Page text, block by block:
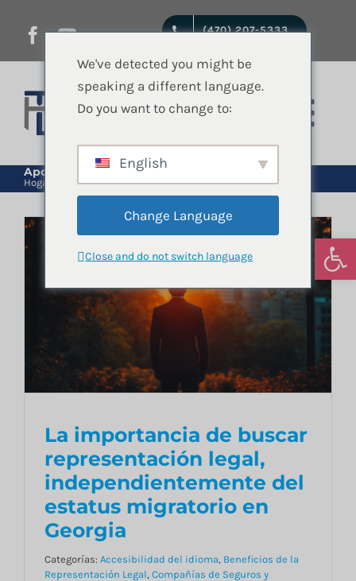
Abrir
(470) 207-5333
de
Inicio
Servicios jurídicos
Quienes Somos
Blog
English
Apoyo comunitario
Hogar Etiqueta:Apoyo comunitario
La importancia de
buscar representación
legal,
independientemente del
estatus migratorio en
Georgia
La importancia de buscar
representación legal,
independientemente del
estatus migratorio en
Georgia
Categorías: Accesibilidad del idioma, Beneficios de la
Representación Legal, Compañías de Seguros y
We've detected you might be
speaking a different language.
Do you want to change to:
English
Change Language
Close and do not switch language